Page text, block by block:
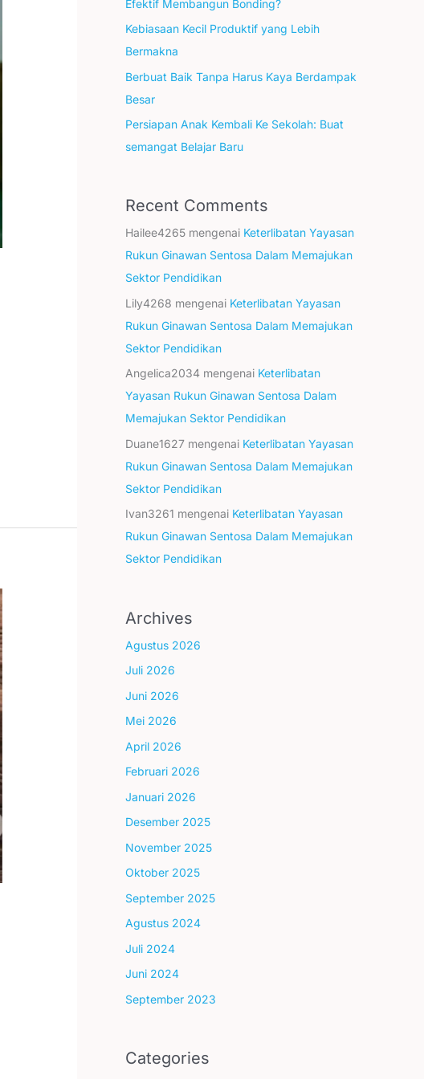
Efektif Membangun Bonding?
Kebiasaan Kecil Produktif yang Lebih
Bermakna
Berbuat Baik Tanpa Harus Kaya Berdampak
Besar
Persiapan Anak Kembali Ke Sekolah: Buat
semangat Belajar Baru
Recent Comments
Hailee4265 mengenai Keterlibatan Yayasan
Rukun Ginawan Sentosa Dalam Memajukan
Sektor Pendidikan
Lily4268 mengenai Keterlibatan Yayasan
Rukun Ginawan Sentosa Dalam Memajukan
Sektor Pendidikan
Angelica2034 mengenai Keterlibatan
Yayasan Rukun Ginawan Sentosa Dalam
Memajukan Sektor Pendidikan
Duane1627 mengenai Keterlibatan Yayasan
Rukun Ginawan Sentosa Dalam Memajukan
Sektor Pendidikan
Ivan3261 mengenai Keterlibatan Yayasan
Rukun Ginawan Sentosa Dalam Memajukan
Sektor Pendidikan
Archives
Agustus 2026
Juli 2026
Juni 2026
Mei 2026
April 2026
Februari 2026
Januari 2026
Desember 2025
November 2025
Oktober 2025
September 2025
Agustus 2024
Juli 2024
Juni 2024
September 2023
Categories